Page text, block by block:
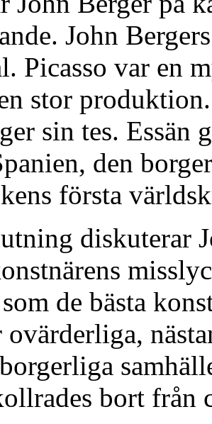
John
Picasso var en
stor
sin tes. Essän
den
första
diskuterar
de bästa
ovärderliga,
bort från